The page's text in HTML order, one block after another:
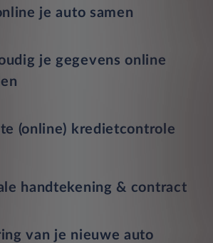
je auto samen
je gegevens online
(online) kredietcontrole
handtekening & contract
van je nieuwe auto